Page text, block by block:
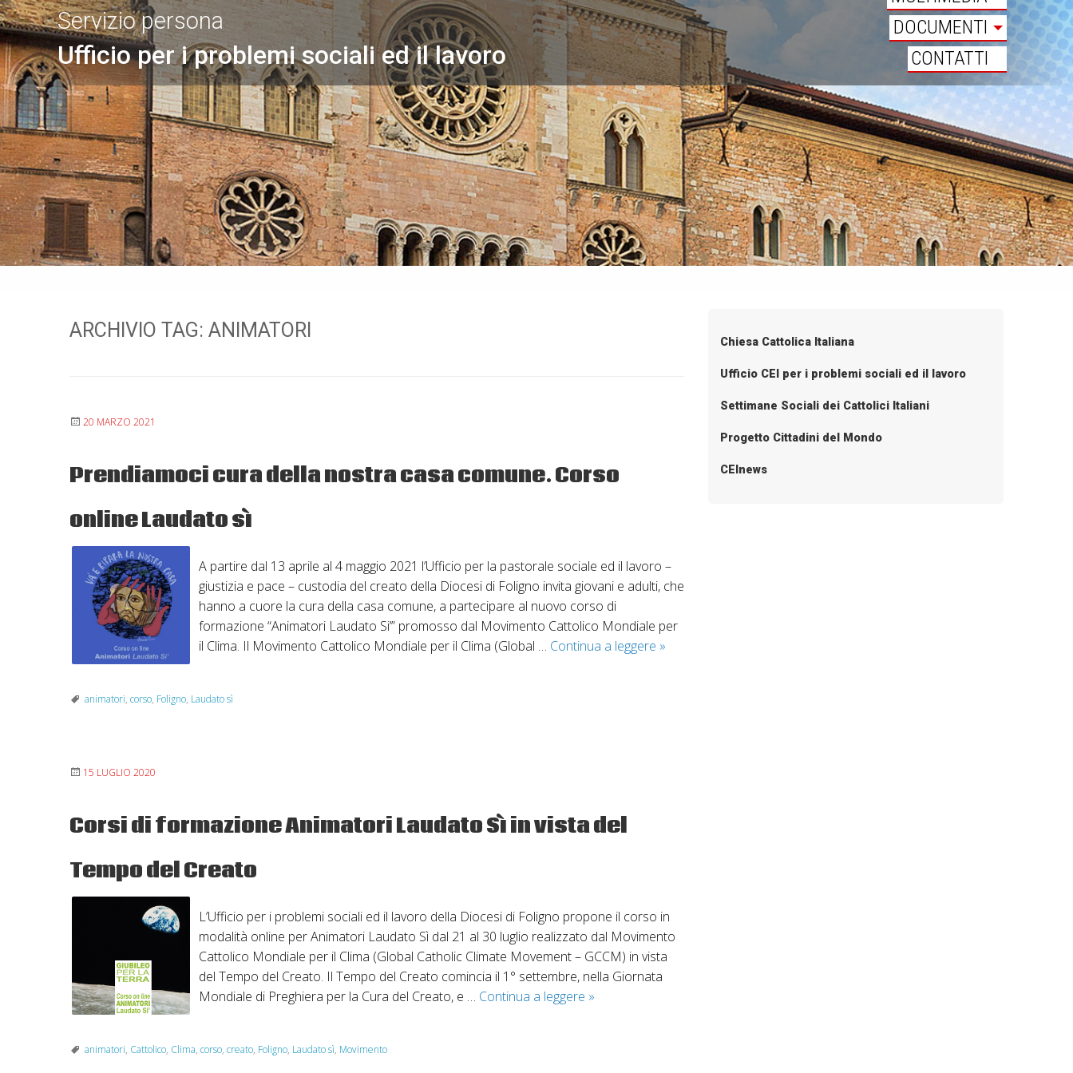
Ufficio per i problemi sociali ed il lavoro
Servizio persona
DOCUMENTI
CONTATTI
ARCHIVIO TAG: ANIMATORI
20 MARZO 2021
Prendiamoci cura della nostra casa comune. Corso
online Laudato sì
A partire dal 13 aprile al 4 maggio 2021 l’Ufficio per la pastorale sociale ed il lavoro –
giustizia e pace – custodia del creato della Diocesi di Foligno invita giovani e adulti, che
hanno a cuore la cura della casa comune, a partecipare al nuovo corso di
formazione “Animatori Laudato Si’” promosso dal Movimento Cattolico Mondiale per
il Clima. Il Movimento Cattolico Mondiale per il Clima (Global … Continua a leggere Prendiamoci
»
animatori, corso, Foligno, Laudato sì
15 LUGLIO 2020
Corsi di formazione Animatori Laudato Sì in vista del
Tempo del Creato
L’Ufficio per i problemi sociali ed il lavoro della Diocesi di Foligno propone il corso in
modalità online per Animatori Laudato Sì dal 21 al 30 luglio realizzato dal Movimento
Cattolico Mondiale per il Clima (Global Catholic Climate Movement – GCCM) in vista
del Tempo del Creato. Il Tempo del Creato comincia il 1° settembre, nella Giornata
Mondiale di Preghiera per la Cura del Creato, e … Continua a leggere Corsi
»
animatori, Cattolico, Clima, corso, creato, Foligno, Laudato sì, Movimento
Chiesa Cattolica Italiana
Ufficio CEI per i problemi sociali ed il lavoro
Settimane Sociali dei Cattolici Italiani
Progetto Cittadini del Mondo
CEInews